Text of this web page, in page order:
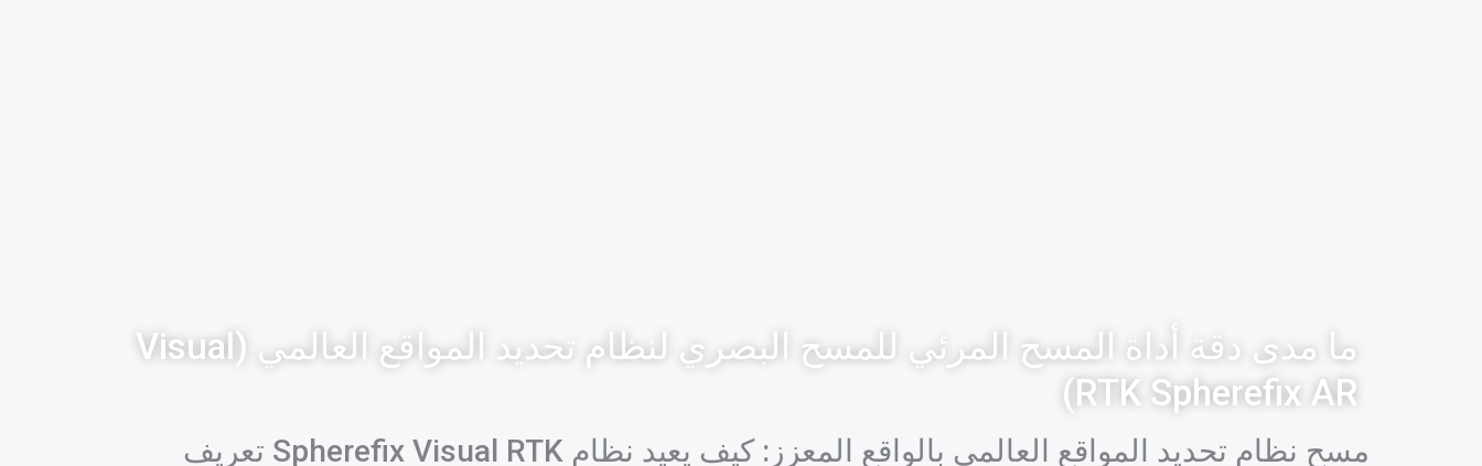
ما مدى دقة أداة المسح المرئي للمسح البصري لنظام تحديد المواقع العالمي (Visual
RTK Spherefix AR)
مسح نظام تحديد المواقع العالمي بالواقع المعزز: كيف يعيد نظام Spherefix Visual RTK تعريف